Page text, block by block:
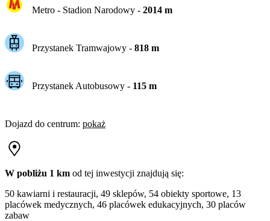
Metro - Stadion Narodowy- 2014m
Przystanek Tramwajowy - 818m
Przystanek Autobusowy - 115m
Dojazd do centrum: pokaż
W pobliżu 1 km od tej inwestycji znajdują się:
50 kawiarni i restauracji, 49 sklepów, 54 obiekty sportowe, 13
placówek medycznych, 46 placówek edukacyjnych, 30 placów
zabaw